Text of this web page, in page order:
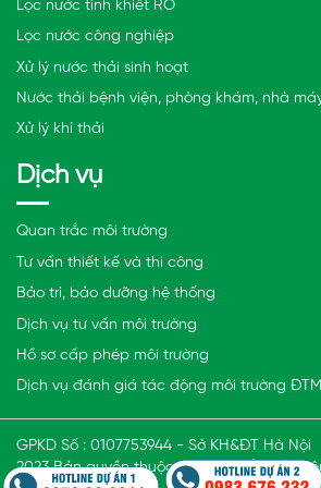
Lọc nước tinh khiết RO
Lọc nước công nghiệp
Xử lý nước thải sinh hoạt
Nước thải bệnh viện, phòng khám, nhà
Xử lý khí thải
Dịch vụ
Quan trắc môi trường
Tư vấn thiết kế và thi công
Bảo trì, bảo dưỡng hệ thống
Dịch vụ tư vấn môi trường
Hồ sơ cấp phép môi trường
Dịch vụ đánh giá tác động môi trường ĐTM
GPKD Số : 0107753944 - Sở KH&ĐT Hà Nội
2023 Bản quyền thuộc Công ty cổ phần